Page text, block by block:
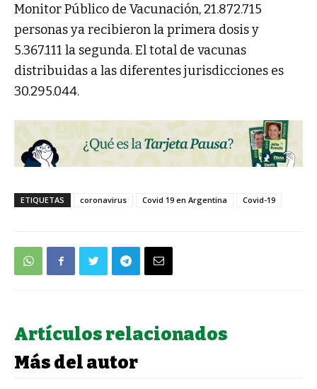
Monitor Público de Vacunación, 21.872.715
personas ya recibieron la primera dosis y
5.367.111 la segunda. El total de vacunas
distribuidas a las diferentes jurisdicciones es
30.295.044.
ETIQUETAS coronavirus Covid 19 en Argentina Covid-19
Artículos relacionados
Más del autor